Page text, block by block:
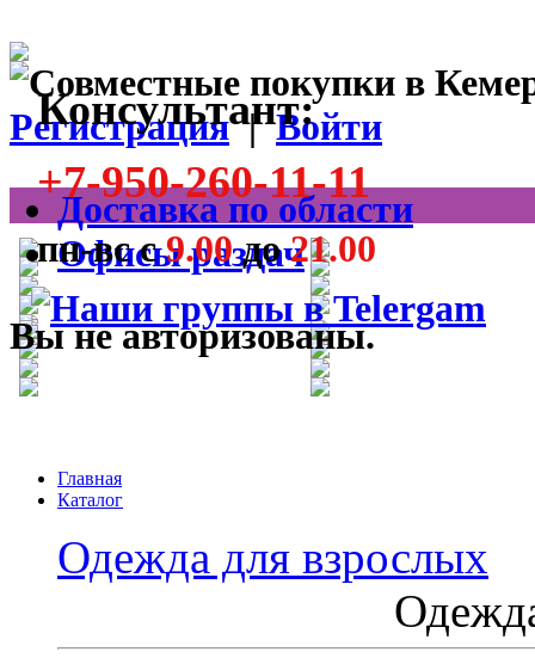
Консультант:
+7-950-260-11-11
пн-вс с9.00до21.00
Регистрация|Войти
Доставка по области
Офисы раздач
Вы не авторизованы.
Главная
Каталог
Одежда для взрослых